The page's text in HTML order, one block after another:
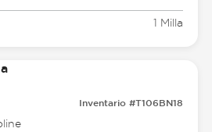
1 Milla
Inventario #T106BN18